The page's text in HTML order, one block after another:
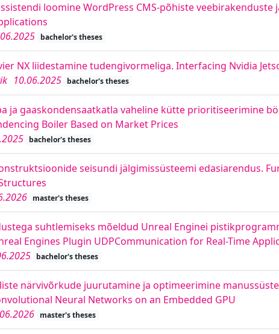
loomine WordPress CMS-põhiste
bachelor's theses
NX liidestamine tudengivormeliga. Interfacing Nvidia
10.06.2025 bachelor's theses
ja gaaskondensaatkatla vaheline kütte prioritiseerimine
Boiler Based on Market Prices
bachelor's theses
seisundi jälgimissüsteemi edasiarendus.
master's theses
suhtlemiseks mõeldud Unreal Enginei
Engines Plugin UDPCommunication for Real-Time
bachelor's theses
närvivõrkude juurutamine ja optimeerimine
Neural Networks on an Embedded GPU
master's theses